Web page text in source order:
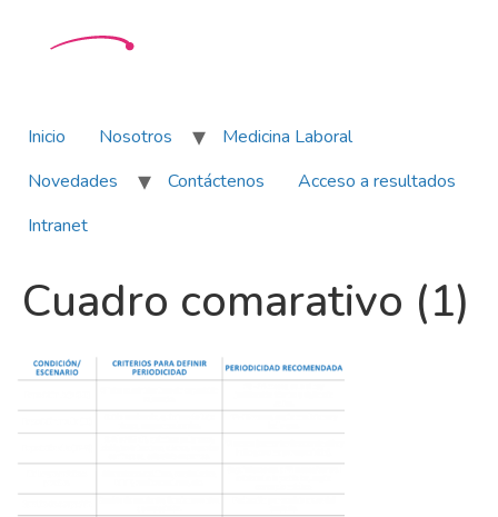
Inicio Nosotros
Medicina Laboral
Novedades
Contáctenos
Acceso a resultados
Intranet
Cuadro comarativo (1)